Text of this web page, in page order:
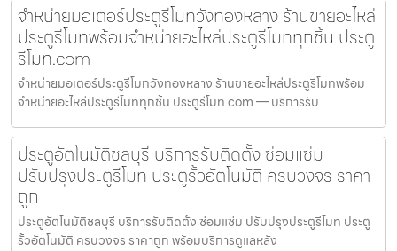
จำหน่ายมอเตอร์ประตูรีโมทวังทองหลาง ร้านขายอะไหล่
ประตูรีโมทพร้อมจำหน่ายอะไหล่ประตูรีโมททุกชิ้น ประตู
รีโมท.com
จำหน่ายมอเตอร์ประตูรีโมทวังทองหลาง ร้านขายอะไหล่ประตูรีโมทพร้อม
จำหน่ายอะไหล่ประตูรีโมททุกชิ้น ประตูรีโมท.com — บริการรับ
ประตูอัตโนมัติชลบุรี บริการรับติดตั้ง ซ่อมแซ่ม
ปรับปรุงประตูรีโมท ประตูรั้วอัตโนมัติ ครบวงจร ราคา
ถูก
ประตูอัตโนมัติชลบุรี บริการรับติดตั้ง ซ่อมแซ่ม ปรับปรุงประตูรีโมท ประตู
รั้วอัตโนมัติ ครบวงจร ราคาถูก พร้อมบริการดูแลหลัง